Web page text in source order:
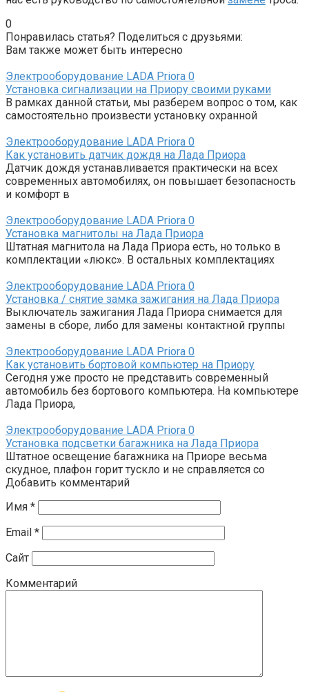
0
Понравилась статья? Поделиться с друзьями:
Вам также может быть интересно
Электрооборудование LADA Priora 0
Установка сигнализации на Приору своими руками
В рамках данной статьи, мы разберем вопрос о том, как
самостоятельно произвести установку охранной
Электрооборудование LADA Priora 0
Как установить датчик дождя на Лада Приора
Датчик дождя устанавливается практически на всех
современных автомобилях, он повышает безопасность
и комфорт в
Электрооборудование LADA Priora 0
Установка магнитолы на Лада Приора
Штатная магнитола на Лада Приора есть, но только в
комплектации «люкс». В остальных комплектациях
Электрооборудование LADA Priora 0
Установка / снятие замка зажигания на Лада Приора
Выключатель зажигания Лада Приора снимается для
замены в сборе, либо для замены контактной группы
Электрооборудование LADA Priora 0
Как установить бортовой компьютер на Приору
Сегодня уже просто не представить современный
автомобиль без бортового компьютера. На компьютере
Лада Приора,
Электрооборудование LADA Priora 0
Установка подсветки багажника на Лада Приора
Штатное освещение багажника на Приоре весьма
скудное, плафон горит тускло и не справляется со
Добавить комментарий
Имя *
Email *
Сайт
Комментарий